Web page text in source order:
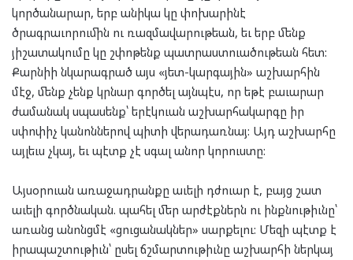
կործանարար, երբ անիկա կը փոխարինէ
ծրագրաւորումին ու ռազմավարութեան, եւ երբ մենք
յիշատակումը կը շփոթենք պատրաստուածութեան հետ:
Քարնիի նկարագրած այս «յետ-կարգային» աշխարհին
մէջ, մենք չենք կրնար գործել այնպէս, որ եթէ բաւարար
ժամանակ սպասենք՝ երէկուան աշխարհակարգը իր
սփոփիչ կանոններով պիտի վերադառնայ: Այդ աշխարհը
այլեւս չկայ, եւ պէտք չէ սգալ անոր կորուստը:
Այսօրուան առաջադրանքը աւելի դժուար է, բայց շատ
աւելի գործնական. պահել մեր արժէքներն ու ինքնութիւնը՝
առանց անոնցմէ «ցուցանակներ» սարքելու: Մեզի պէտք է
իրապաշտութիւն՝ ըսել ճշմարտութիւնը աշխարհի ներկայ